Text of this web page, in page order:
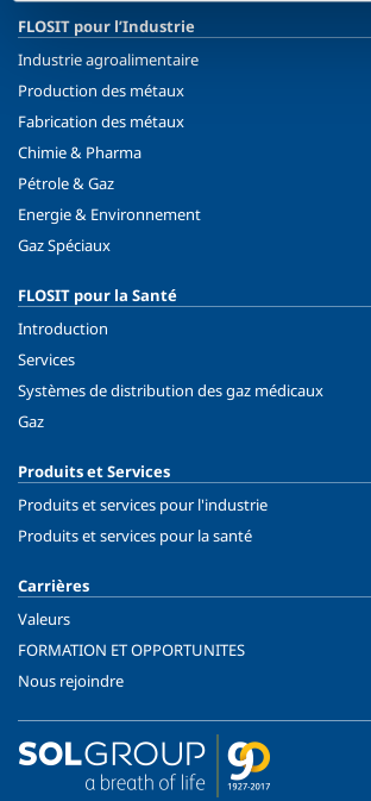
FLOSIT pour l’Industrie
Industrie agroalimentaire
Production des métaux
Fabrication des métaux
Chimie & Pharma
Pétrole & Gaz
Energie & Environnement
Gaz Spéciaux
FLOSIT pour la Santé
Introduction
Services
Systèmes de distribution des gaz médicaux
Gaz
Produits et Services
Produits et services pour l'industrie
Produits et services pour la santé
Carrières
Valeurs
FORMATION ET OPPORTUNITES
Nous rejoindre